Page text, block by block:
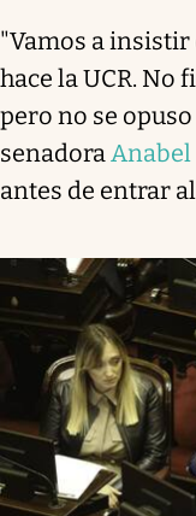
"Vamos a
hace la UCR.
pero no se
senadoraAnabel
antes de entrar